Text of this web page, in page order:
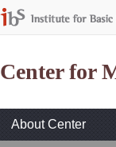
Center for
About Center